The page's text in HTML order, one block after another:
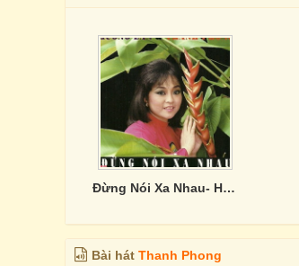
Đừng Nói Xa Nhau- Hương Lan & Thanh Phong
Bài hát Thanh Phong